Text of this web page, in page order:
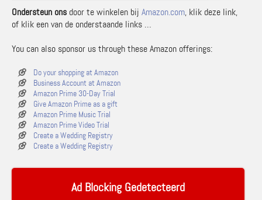
Ondersteun ons door te winkelen bij Amazon.com, klik deze link,
of klik een van de onderstaande links …
You can also sponsor us through these Amazon offerings:
Do your shopping at Amazon
Business Account at Amazon
Amazon Prime 30-Day Trial
Give Amazon Prime as a gift
Amazon Prime Music Trial
Amazon Prime Video Trial
Create a Wedding Registry
Create a Wedding Registry
Ad Blocking Gedetecteerd